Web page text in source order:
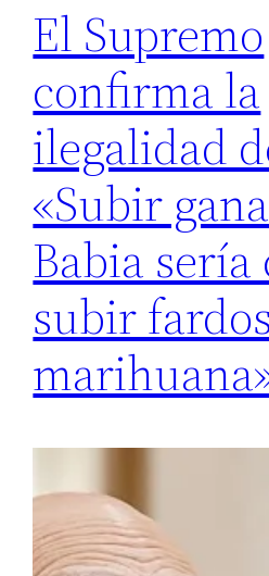
El Supremo
confirma la
ilegalidad
«Subir
Babia sería
subir